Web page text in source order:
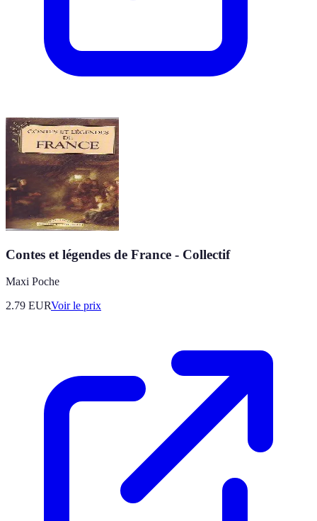
Contes et légendes de France - Collectif
Maxi Poche
2.79 EURVoir le prix